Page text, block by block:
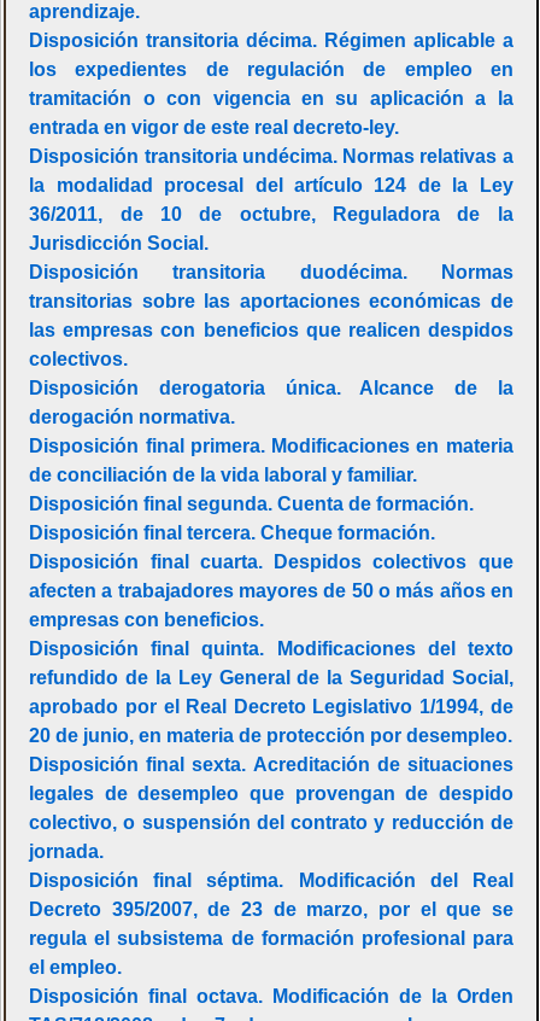
aprendizaje.
Disposición transitoria décima. Régimen aplicable a
los expedientes de regulación de empleo en
tramitación o con vigencia en su aplicación a la
entrada en vigor de este real decreto-ley.
Disposición transitoria undécima. Normas relativas a
la modalidad procesal del artículo 124 de la Ley
36/2011, de 10 de octubre, Reguladora de la
Jurisdicción Social.
Disposición transitoria duodécima. Normas
transitorias sobre las aportaciones económicas de
las empresas con beneficios que realicen despidos
colectivos.
Disposición derogatoria única. Alcance de la
derogación normativa.
Disposición final primera. Modificaciones en materia
de conciliación de la vida laboral y familiar.
Disposición final segunda. Cuenta de formación.
Disposición final tercera. Cheque formación.
Disposición final cuarta. Despidos colectivos que
afecten a trabajadores mayores de 50 o más años en
empresas con beneficios.
Disposición final quinta. Modificaciones del texto
refundido de la Ley General de la Seguridad Social,
aprobado por el Real Decreto Legislativo 1/1994, de
20 de junio, en materia de protección por desempleo.
Disposición final sexta. Acreditación de situaciones
legales de desempleo que provengan de despido
colectivo, o suspensión del contrato y reducción de
jornada.
Disposición final séptima. Modificación del Real
Decreto 395/2007, de 23 de marzo, por el que se
regula el subsistema de formación profesional para
el empleo.
Disposición final octava. Modificación de la Orden